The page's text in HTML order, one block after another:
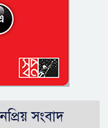
সংবাদ